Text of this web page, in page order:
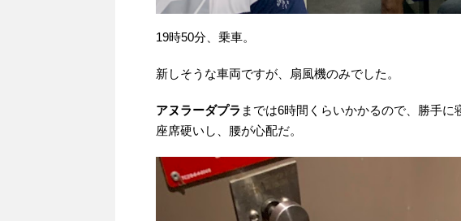
19時50分、乗車。
新しそうな車両ですが、扇風機のみでした。
アヌラーダプラ までは6時間くらいかかるので、勝手に
座席硬いし、腰が心配だ。